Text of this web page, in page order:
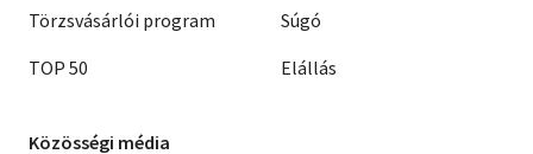
Törzsvásárlói program
TOP 50
Súgó
Elállás
Közösségi média